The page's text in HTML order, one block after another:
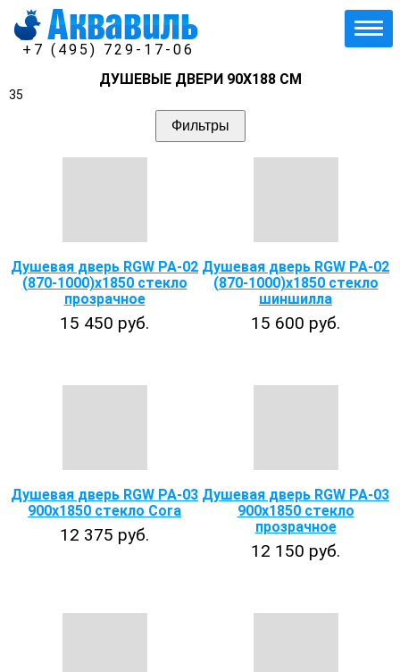
+7 (495) 729-17-06
ДУШЕВЫЕ ДВЕРИ 90X188 СМ
35
Фильтры
Душевая дверь RGW PA-02
(870-1000)x1850 стекло
прозрачное
15 450 руб.
Душевая дверь RGW PA-02
(870-1000)x1850 стекло
шиншилла
15 600 руб.
Душевая дверь RGW PA-03
900x1850 стекло Cora
12 375 руб.
Душевая дверь RGW PA-03
900x1850 стекло
прозрачное
12 150 руб.